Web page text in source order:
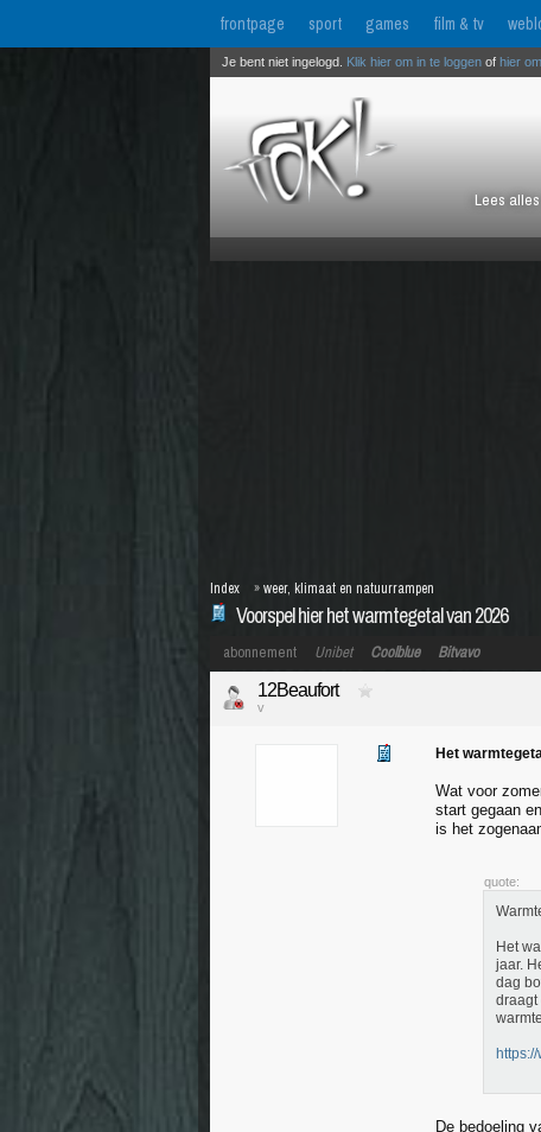
frontpage sport games film & tv
Lees
Je bent niet ingelogd. Klik hier om in te loggen of hier
Voorspel hier het warmtegetal van 2026
Index »weer, klimaat en natuurrampen
abonnement Unibet Coolblue Bitvavo
12Beaufort
v
Het
Wat voor
start gegaan
is het
quote:
Het
jaar.
dag
draagt
De bedoeling